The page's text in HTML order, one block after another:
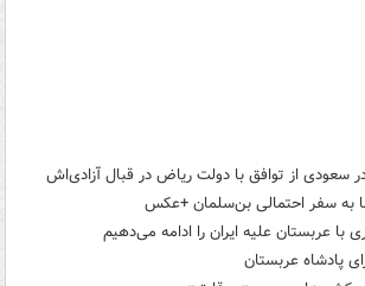
سعودی از توافق با دولت ریاض در قبال آزادی‌اش
به سفر احتمالی بن‌سلمان +عکس
با عربستان علیه ایران را ادامه می‌دهیم
پادشاه عربستان